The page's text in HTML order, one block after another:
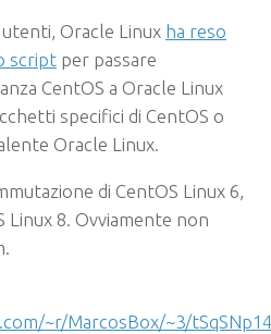
Oracle Linux ha reso
script per passare
CentOS a Oracle Linux
specifici di CentOS o
Oracle Linux.
di CentOS Linux 6,
Linux 8. Ovviamente non
~r/MarcosBox/~3/